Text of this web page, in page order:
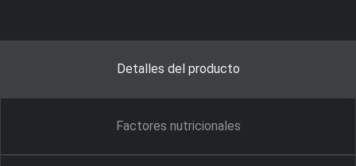
Detalles del producto
Factores nutricionales